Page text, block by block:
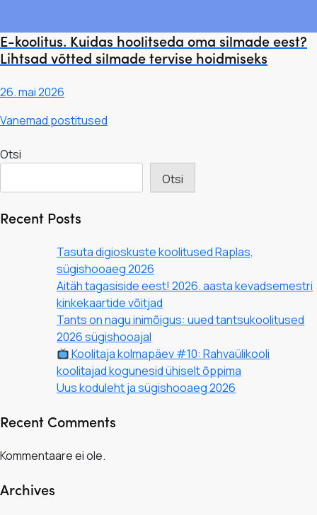
E-koolitus. Kuidas hoolitseda oma silmade eest?
Lihtsad võtted silmade tervise hoidmiseks
26. mai 2026
Navigeerimine
Vanemad postitused
Otsi
Otsi
Recent Posts
Tasuta digioskuste koolitused Raplas,
sügishooaeg 2026
Aitäh tagasiside eest! 2026. aasta kevadsemestri
kinkekaartide võitjad
Tants on nagu inimõigus: uued tantsukoolitused
2026 sügishooajal
Koolitaja kolmapäev #10: Rahvaülikooli
koolitajad kogunesid ühiselt õppima
Uus koduleht ja sügishooaeg 2026
Recent Comments
Kommentaare ei ole.
Archives